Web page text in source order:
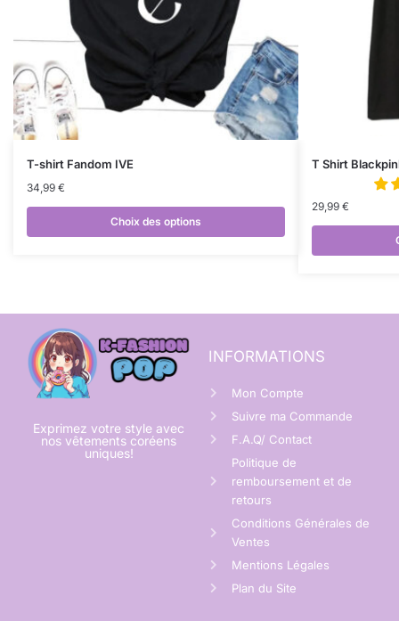
T-shirt Fandom IVE
34,99 €
Choix des options
T Shirt
29,99 €
Exprimez votre style avec
nos vêtements coréens
uniques!
INFORMATIONS
Mon Compte
Suivre ma Commande
F.A.Q/ Contact
Politique de
remboursement et de
retours
Conditions Générales de
Ventes
Mentions Légales
Plan du Site